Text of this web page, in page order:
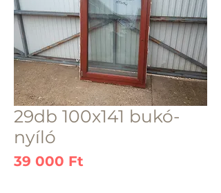
29db 100x141 bukó-
nyíló
39 000 Ft